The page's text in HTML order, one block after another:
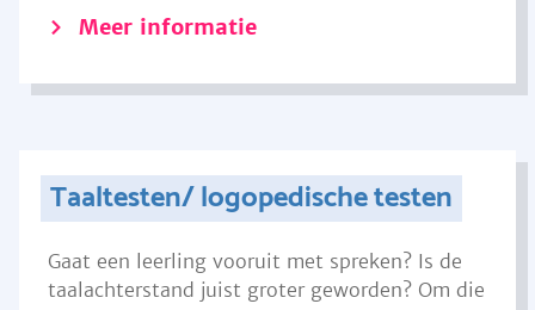
Meer informatie
Taaltesten/ logopedische testen
Gaat een leerling vooruit met spreken? Is de
taalachterstand juist groter geworden? Om die